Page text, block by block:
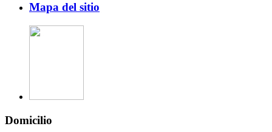
Mapa del sitio
Domicilio